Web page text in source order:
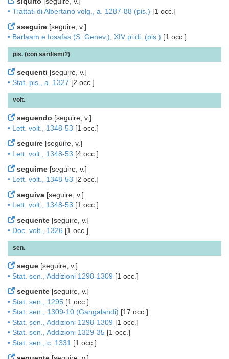
• Trattati di Albertano volg., a. 1287-88 (pis.) [1 occ.]
sseguire [seguire, v.]
• Barlaam e Iosafas (S. Genev.), XIV pi.di. (pis.) [1 occ.]
pis. (con sardismi?)
sequenti [seguire, v.]
• Stat. pis., a. 1327 [2 occ.]
volt.
seguendo [seguire, v.]
• Lett. volt., 1348-53 [1 occ.]
seguire [seguire, v.]
• Lett. volt., 1348-53 [4 occ.]
seguirne [seguire, v.]
• Lett. volt., 1348-53 [2 occ.]
seguiva [seguire, v.]
• Lett. volt., 1348-53 [1 occ.]
sequente [seguire, v.]
• Doc. volt., 1326 [1 occ.]
sen.
segue [seguire, v.]
• Stat. sen., Addizioni 1298-1309 [1 occ.]
seguente [seguire, v.]
• Stat. sen., 1295 [1 occ.]
• Stat. sen., 1309-10 (Gangalandi) [17 occ.]
• Stat. sen., Addizioni 1298-1309 [1 occ.]
• Stat. sen., Addizioni 1329-35 [1 occ.]
• Stat. sen., c. 1331 [1 occ.]